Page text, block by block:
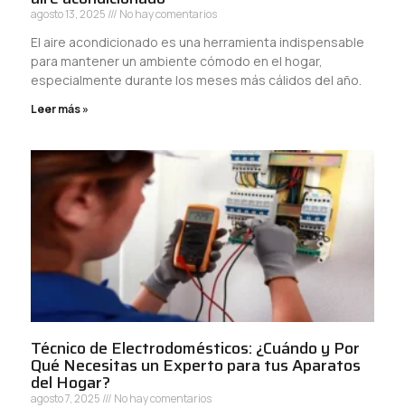
agosto 13, 2025 No hay comentarios
El aire acondicionado es una herramienta indispensable
para mantener un ambiente cómodo en el hogar,
especialmente durante los meses más cálidos del año.
Leer más »
Técnico de Electrodomésticos: ¿Cuándo y Por
Qué Necesitas un Experto para tus Aparatos
del Hogar?
agosto 7, 2025 No hay comentarios